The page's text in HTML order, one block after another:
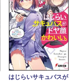
はじらいサキュバスが